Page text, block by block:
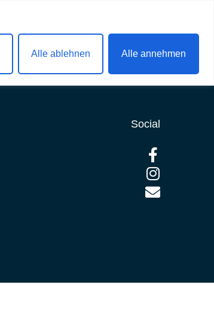
Alle ablehnen Alle annehmen
Social